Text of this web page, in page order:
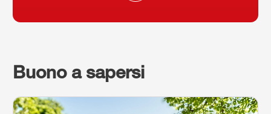
Buono a sapersi
Continua a leggere